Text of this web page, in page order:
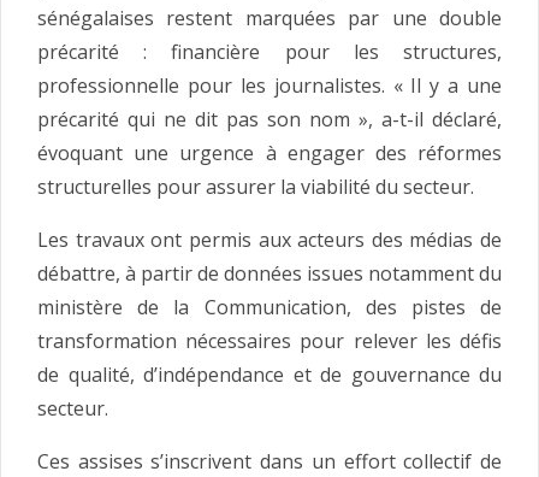
sénégalaises restent marquées par une double
précarité : financière pour les structures,
professionnelle pour les journalistes. « Il y a une
précarité qui ne dit pas son nom », a-t-il déclaré,
évoquant une urgence à engager des réformes
structurelles pour assurer la viabilité du secteur.
Les travaux ont permis aux acteurs des médias de
débattre, à partir de données issues notamment du
ministère de la Communication, des pistes de
transformation nécessaires pour relever les défis
de qualité, d’indépendance et de gouvernance du
secteur.
Ces assises s’inscrivent dans un effort collectif de